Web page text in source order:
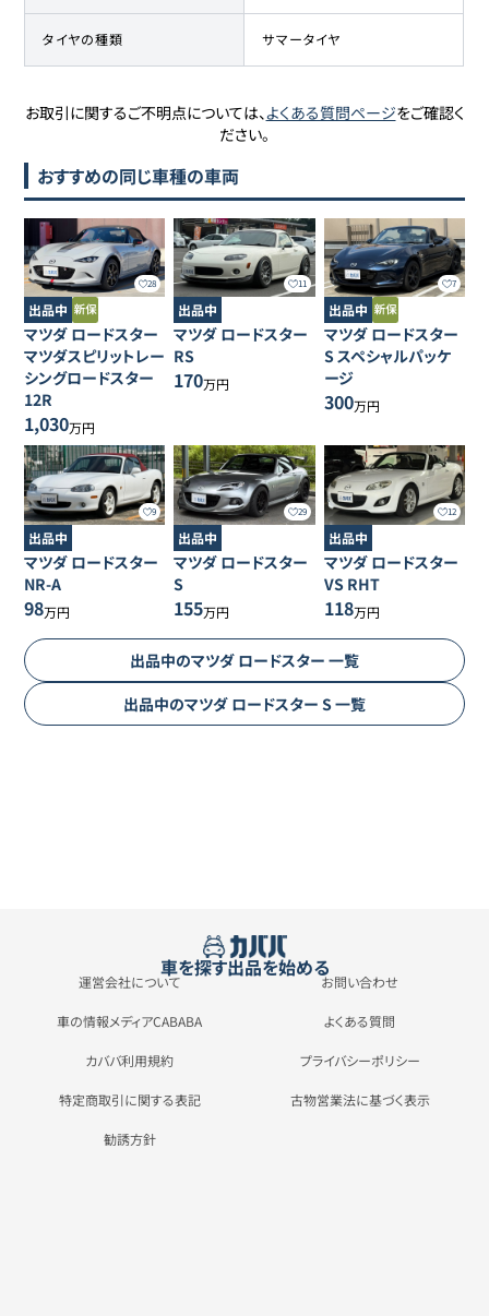
タイヤの種類 サマータイヤ
お取引に関するご不明点については、よくある質問ページをご確認く
ださい。
おすすめの同じ車種の車両
28
出品中
マツダ ロードスター
マツダスピリットレー
シングロードスター
12R
1,030万円
11
出品中
マツダ ロードスター
RS
170万円
7
出品中
マツダ ロードスター
S スペシャルパッケ
ージ
300万円
9
出品中
マツダ ロードスター
NR-A
98万円
29
出品中
マツダ ロードスター
S
155万円
12
出品中
マツダ ロードスター
VS RHT
118万円
出品中のマツダ ロードスター 一覧
出品中のマツダ ロードスター S一覧
車を探す出品を始める
運営会社について お問い合わせ
車の情報メディアCABABA よくある質問
カババ利用規約 プライバシーポリシー
特定商取引に関する表記 古物営業法に基づく表示
勧誘方針